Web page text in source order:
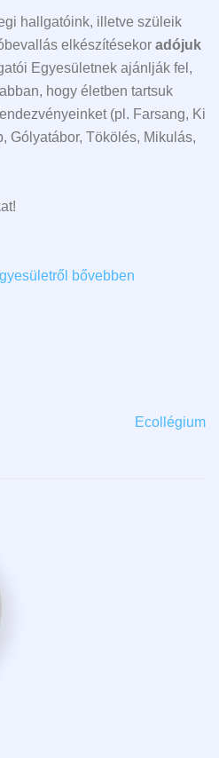
hallgatóink, illetve szüleik
elkészítésekor adójuk
Egyesületnek ajánlják fel,
hogy életben tartsuk
(pl. Farsang, Ki
Gólyatábor, Tökölés, Mikulás,
bővebben
Ecollégium